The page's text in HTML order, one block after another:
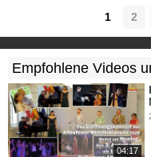
1 2
Empfohlene Videos
04:17